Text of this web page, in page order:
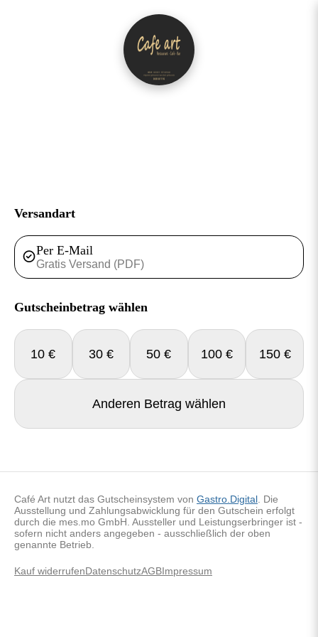
Versandart
Per E-Mail
Gratis Versand (PDF)
Gutscheinbetrag wählen
10 € 30 € 50 € 100 € 150 €
Anderen Betrag wählen
Café Art nutzt das Gutscheinsystem von Gastro.Digital . Die
Ausstellung und Zahlungsabwicklung für den Gutschein erfolgt
durch die mes.mo GmbH. Aussteller und Leistungserbringer ist -
sofern nicht anders angegeben - ausschließlich der oben
genannte Betrieb.
Kauf widerrufenDatenschutzAGBImpressum